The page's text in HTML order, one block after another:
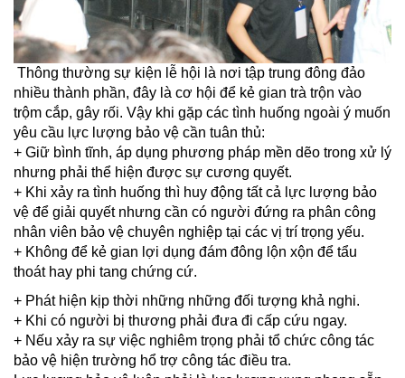
Thông thường sự kiện lễ hội là nơi tập trung đông đảo
nhiều thành phần, đây là cơ hội để kẻ gian trà trộn vào
trộm cắp, gây rối. Vậy khi gặp các tình huống ngoài ý muốn
yêu cầu lực lượng bảo vệ cần tuân thủ:
+ Giữ bình tĩnh, áp dụng phương pháp mền dẽo trong xử lý
nhưng phải thể hiện được sự cương quyết.
+ Khi xảy ra tình huống thì huy động tất cả lực lượng bảo
vệ để giải quyết nhưng cần có người đứng ra phân công
nhân viên bảo vệ chuyên nghiệp tại các vị trí trọng yếu.
+ Không để kẻ gian lợi dụng đám đông lộn xộn để tẩu
thoát hay phi tang chứng cứ.
+ Phát hiện kịp thời những những đối tượng khả nghi.
+ Khi có người bị thương phải đưa đi cấp cứu ngay.
+ Nếu xảy ra sự việc nghiêm trọng phải tổ chức công tác
bảo vệ hiện trường hổ trợ công tác điều tra.